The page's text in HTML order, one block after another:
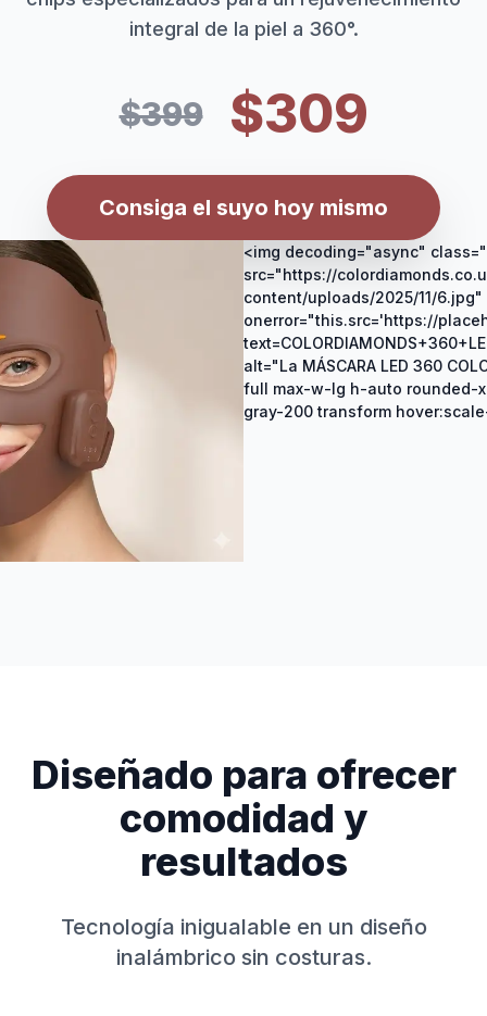
integral de la piel a 360°.
$399 $309
Consiga el suyo hoy mismo
<img decoding="async"
src="https://
content/uploads/2025/11/6.jpg"
onerror="this.src='https://
alt="La MÁSCARA LED 360
full max-w-lg h-auto rounded-
gray-200 transform
Diseñado para ofrecer
comodidad y
resultados
Tecnología inigualable en un diseño
inalámbrico sin costuras.